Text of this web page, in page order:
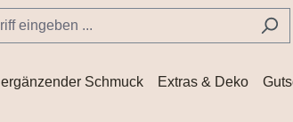
ergänzender Schmuck Extras & Deko